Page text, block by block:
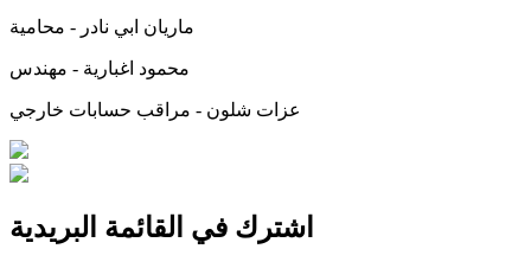
ماريان ابي نادر - محامية
محمود اغبارية - مهندس
اشترك في القائمة البريدية